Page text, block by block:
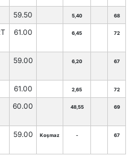
59.50 5,40 68
61.00 6,45 72
59.00 6,20 67
61.00 2,65 72
60.00 48,55 69
59.00 Koşmaz - 67